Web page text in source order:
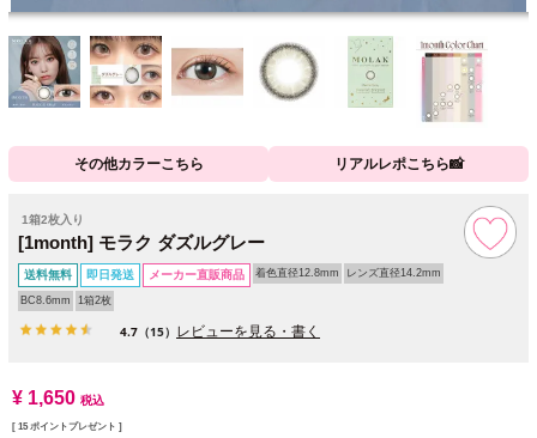
その他カラーこちら リアルレポこちら📸
1箱2枚入り
[1month] モラク ダズルグレー
送料無料 即日発送 メーカー直販商品 着色直径12.8mm レンズ直径14.2mm
BC8.6mm 1箱2枚
4.7 （15） レビューを見る・書く
¥ 1,650 税込
[ 15 ポイントプレゼント ]